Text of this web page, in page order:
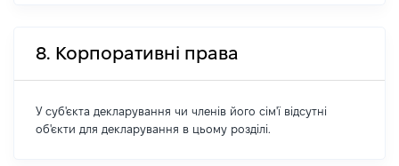
8. Корпоративні права
У суб'єкта декларування чи членів його сім'ї відсутні
об'єкти для декларування в цьому розділі.